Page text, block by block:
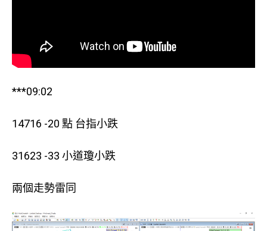
***09:02
14716 -20 點 台指小跌
31623 -33 小道瓊小跌
兩個走勢雷同